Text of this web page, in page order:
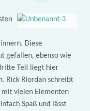
Diese
gefallen, ebenso wie
Teil liegt hier
Rick Riordan schreibt
vielen Elementen
Spaß und lässt